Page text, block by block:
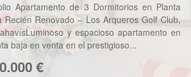
Apartamento de 3 Dormitorios en Planta
Recién Renovado – Los Arqueros Golf Club,
y espacioso apartamento en
baja en venta en el prestigioso...
€